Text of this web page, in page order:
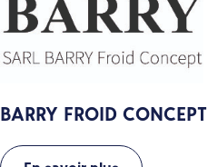
BARRY FROID CONCEPT